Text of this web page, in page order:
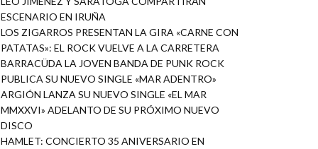
ESCENARIO EN IRUÑA
LOS ZIGARROS PRESENTAN LA GIRA «CARNE CON
PATATAS»: EL ROCK VUELVE A LA CARRETERA
BARRACÜDA LA JOVEN BANDA DE PUNK ROCK
PUBLICA SU NUEVO SINGLE «MAR ADENTRO»
ARGIÓN LANZA SU NUEVO SINGLE «EL MAR
MMXXVI» ADELANTO DE SU PRÓXIMO NUEVO
DISCO
HAMLET: CONCIERTO 35 ANIVERSARIO EN